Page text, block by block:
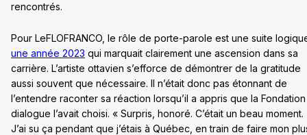
rencontrés.
Pour LeFLOFRANCO, le rôle de porte-parole est une suite
une année 2023 qui marquait clairement une ascension dans sa
carrière. L’artiste ottavien s’efforce de démontrer de la gratitude
aussi souvent que nécessaire. Il n’était donc pas étonnant de
l’entendre raconter sa réaction lorsqu’il a appris que la Fondation
dialogue l’avait choisi. « Surpris, honoré. C’était un beau moment.
J’ai su ça pendant que j’étais à Québec, en train de faire mon